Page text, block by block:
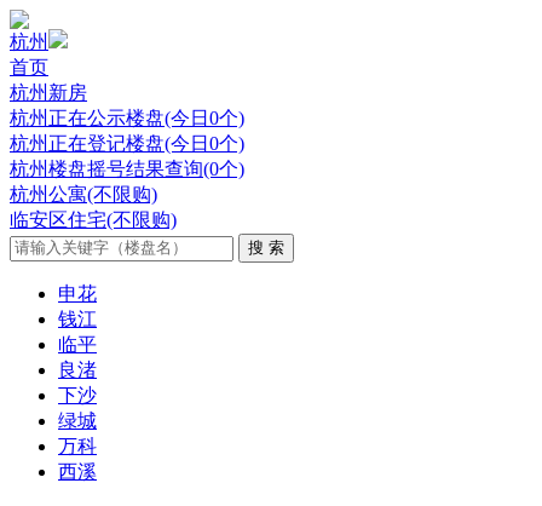
杭州
首页
杭州新房
杭州正在公示楼盘(今日0个)
杭州正在登记楼盘(今日0个)
杭州楼盘摇号结果查询(0个)
杭州公寓(不限购)
临安区住宅(不限购)
申花
钱江
临平
良渚
下沙
绿城
万科
西溪